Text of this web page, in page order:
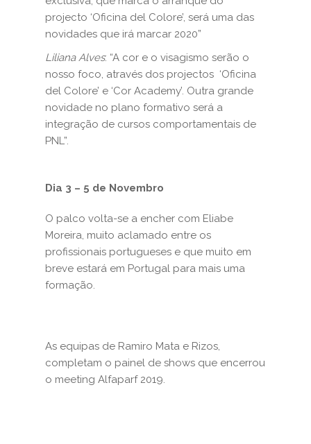
projecto ‘Oficina del Colore’, será uma das
novidades que irá marcar 2020”
Liliana Alves: “A cor e o visagismo serão o
nosso foco, através dos projectos ‘Oficina
del Colore’ e ‘Cor Academy’. Outra grande
novidade no plano formativo será a
integração de cursos comportamentais de
PNL”.
Dia 3 – 5 de Novembro
O palco volta-se a encher com Eliabe
Moreira, muito aclamado entre os
profissionais portugueses e que muito em
breve estará em Portugal para mais uma
formação.
As equipas de Ramiro Mata e Rizos,
completam o painel de shows que encerrou
o meeting Alfaparf 2019.